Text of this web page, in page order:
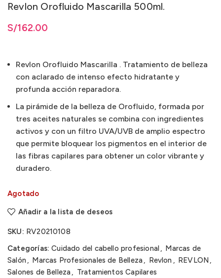
Revlon Orofluido Mascarilla 500ml.
S/162.00
Revlon Orofluido Mascarilla . Tratamiento de belleza
con aclarado de intenso efecto hidratante y
profunda acción reparadora.
La pirámide de la belleza de Orofluido, formada por
tres aceites naturales se combina con ingredientes
activos y con un filtro UVA/UVB de amplio espectro
que permite bloquear los pigmentos en el interior de
las fibras capilares para obtener un color vibrante y
duradero.
Agotado
Añadir a la lista de deseos
SKU: RV20210108
Categorías: Cuidado del cabello profesional, Marcas de
Salón, Marcas Profesionales de Belleza, Revlon , REVLON,
Salones de Belleza, Tratamientos Capilares